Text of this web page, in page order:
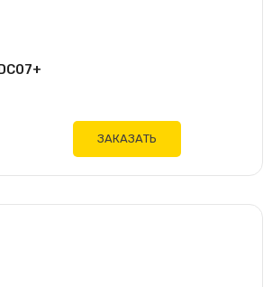
ЗАКАЗАТЬ